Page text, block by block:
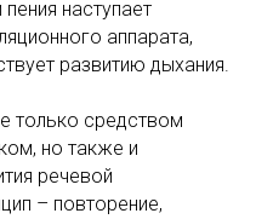
наступает
аппарата,
развитию дыхания.
только средством
но также и
речевой
– повторение,